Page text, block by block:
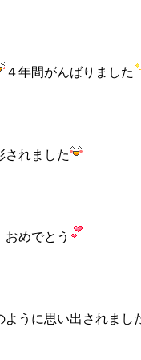
４年間がんばりました
されました
めでとう
ように思い出されまし